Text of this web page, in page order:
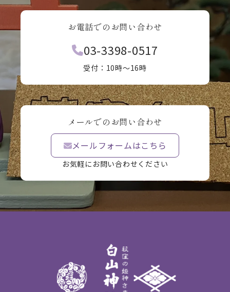
お電話でのお問い合わせ
03-3398-0517
受付：10時〜16時
メールでのお問い合わせ
メールフォームはこちら
お気軽にお問い合わせください